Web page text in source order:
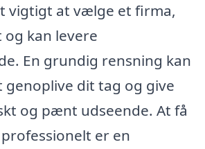
vigtigt at vælge et firma,
kan levere
En grundig rensning kan
dit tag og give
og pænt udseende. At få
er en